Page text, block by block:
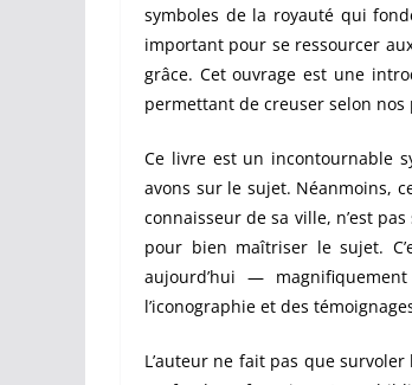
symboles de la royauté qui
important pour se ressourcer
grâce. Cet ouvrage est une
permettant de creuser selon
Ce livre est un incontournable
avons sur le sujet. Néanmoins,
connaisseur de sa ville, n’est
pour bien maîtriser le sujet.
aujourd’hui —
l’iconographie et des
L’auteur ne fait pas que